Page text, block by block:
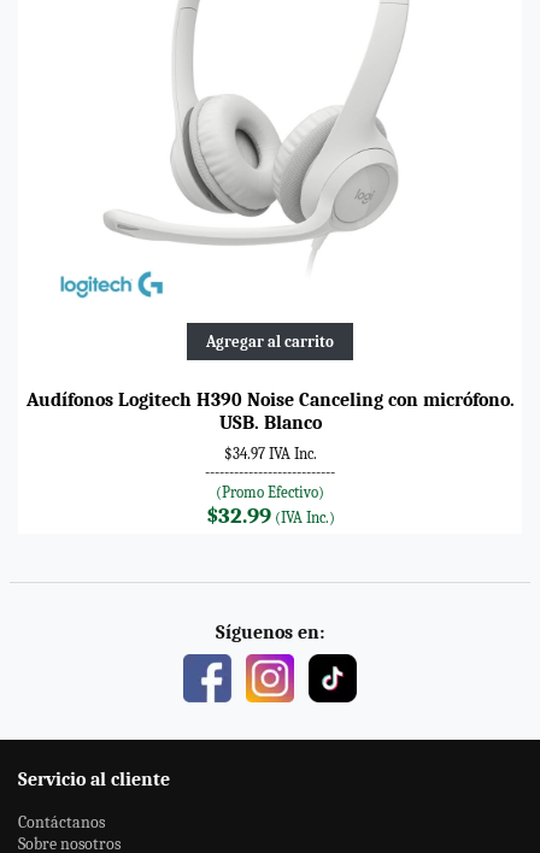
Agregar al carrito
Audífonos Logitech H390 Noise Canceling con micrófono.
USB. Blanco
$34.97 IVA Inc.
---------------------------
(Promo Efectivo)
$32.99(IVA Inc.)
Síguenos en:
Servicio al cliente
Contáctanos
Sobre nosotros